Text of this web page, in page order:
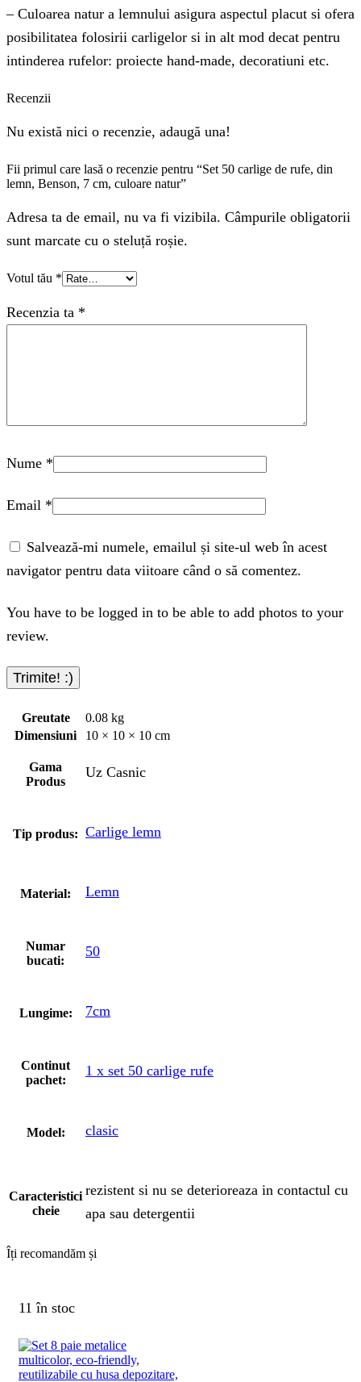
– Culoarea natur a lemnului asigura aspectul placut si ofera
posibilitatea folosirii carligelor si in alt mod decat pentru
intinderea rufelor: proiecte hand-made, decoratiuni etc.
Recenzii
Nu există nici o recenzie, adaugă una!
Fii primul care lasă o recenzie pentru “Set 50 carlige de rufe, din
lemn, Benson, 7 cm, culoare natur”
Adresa ta de email, nu va fi vizibila. Câmpurile obligatorii
sunt marcate cu o steluță roșie.
Votul tău *
Recenzia ta *
Nume *
Email *
Salvează-mi numele, emailul și site-ul web în acest
navigator pentru data viitoare când o să comentez.
You have to be logged in to be able to add photos to your
review.
Greutate
0.08 kg
Dimensiuni
10 × 10 × 10 cm
Gama
Produs
Uz Casnic
Tip produs: Carlige lemn
Material: Lemn
Numar
bucati:
50
Lungime: 7cm
Continut
pachet:
1 x set 50 carlige rufe
Model: clasic
Caracteristici
cheie
rezistent si nu se deterioreaza in contactul cu
apa sau detergentii
Îți recomandăm și
11 în stoc